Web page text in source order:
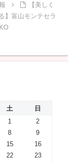
【美しく
】富山モンテセラ
土
日
1
2
8
9
15
16
22
23